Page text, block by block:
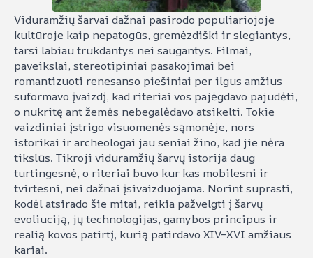
Viduramžių šarvai dažnai pasirodo populiariojoje
kultūroje kaip nepatogūs, gremėzdiški ir slegiantys,
tarsi labiau trukdantys nei saugantys. Filmai,
paveikslai, stereotipiniai pasakojimai bei
romantizuoti renesanso piešiniai per ilgus amžius
suformavo įvaizdį, kad riteriai vos pajėgdavo pajudėti,
o nukritę ant žemės nebegalėdavo atsikelti. Tokie
vaizdiniai įstrigo visuomenės sąmonėje, nors
istorikai ir archeologai jau seniai žino, kad jie nėra
tikslūs. Tikroji viduramžių šarvų istorija daug
turtingesnė, o riteriai buvo kur kas mobilesni ir
tvirtesni, nei dažnai įsivaizduojama. Norint suprasti,
kodėl atsirado šie mitai, reikia pažvelgti į šarvų
evoliuciją, jų technologijas, gamybos principus ir
realią kovos patirtį, kurią patirdavo XIV–XVI amžiaus
kariai.